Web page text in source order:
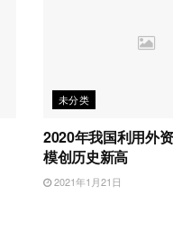
未分类
2020年我国利用外
模创历史新高
2021年1月21日